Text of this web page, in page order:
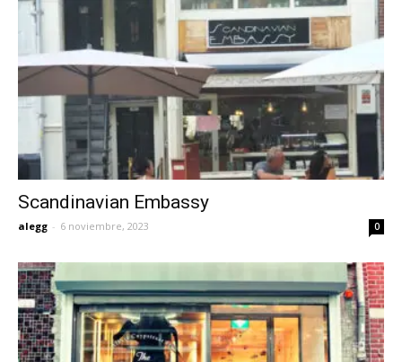
Scandinavian Embassy
alegg - 6 noviembre, 2023 0